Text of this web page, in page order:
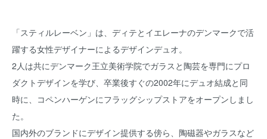
「スティルレーベン」は、ディテとイエレーナのデンマークで活
躍する女性デザイナーによるデザインデュオ。
2人は共にデンマーク王立美術学院でガラスと陶芸を専門にプロ
ダクトデザインを学び、卒業後すぐの2002年にデュオ結成と同
時に、コペンハーゲンにフラッグシップストアをオープンしまし
た。
国内外のブランドにデザイン提供する傍ら、陶磁器やガラスなど